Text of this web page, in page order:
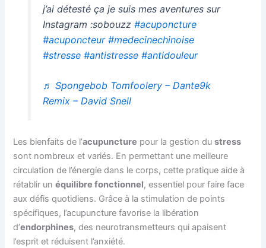
j’ai détesté ça je suis mes aventures sur
Instagram :sobouzz #acuponcture
#acuponcteur #medecinechinoise
#stresse #antistresse #antidouleur
♬ Spongebob Tomfoolery – Dante9k
Remix – David Snell
Les bienfaits de l’acupuncture pour la gestion dustress
sont nombreux et variés. En permettant une meilleure
circulation de l’énergie dans le corps, cette pratique aide à
rétablir unéquilibre fonctionnel, essentiel pour faire face
aux défis quotidiens. Grâce à la stimulation de points
spécifiques, l’acupuncture favorise la libération
d’endorphines, des neurotransmetteurs qui apaisent
l’esprit et réduisent l’anxiété.